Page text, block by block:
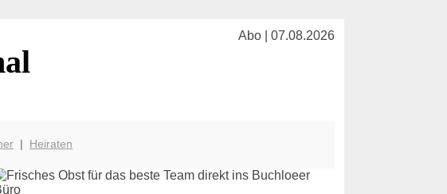
Abo | 07.08.2026
| Heiraten